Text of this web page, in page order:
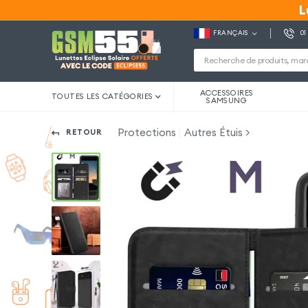
FRANÇAIS
TOUTES LES CATÉGORIES ACCESSOIRES
SAMSUNG
RETOUR Protections Autres Étuis